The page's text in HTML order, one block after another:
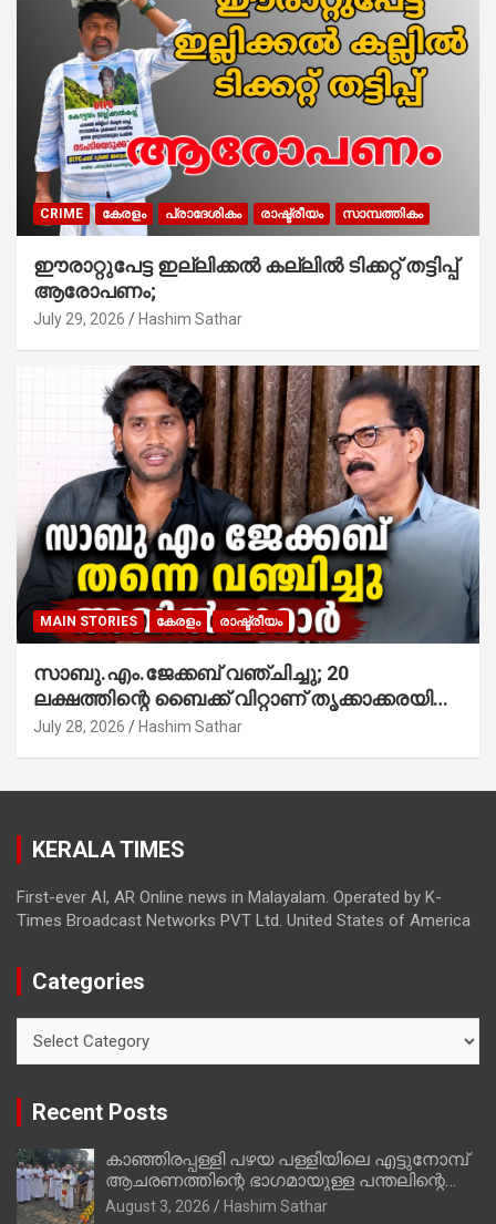
CRIME കേരളം പ്രാദേശികം രാഷ്ട്രീയം സാമ്പത്തികം
ഈരാറ്റുപേട്ട ഇല്ലിക്കൽ കല്ലിൽ ടിക്കറ്റ് തട്ടിപ്പ്
ആരോപണം;
July 29, 2026 Hashim Sathar
MAIN STORIES കേരളം രാഷ്ട്രീയം
സാബു.എം.ജേക്കബ് വഞ്ചിച്ചു; 20
ലക്ഷത്തിന്റെ ബൈക്ക് വിറ്റാണ് തൃക്കാക്കരയില്‍
മത്സരിച്ചത്! പ്രചാരണത്തിന് രണ്ടേ രണ്ടുപേര്‍
അഖില്‍ മാരാര്‍ ട്വന്റി 20 വിട്ടു
July 28, 2026 Hashim Sathar
KERALA TIMES
First-ever AI, AR Online news in Malayalam. Operated by K-
Times Broadcast Networks PVT Ltd. United States of America
Categories
Recent Posts
കാഞ്ഞിരപ്പള്ളി പഴയ പള്ളിയിലെ എട്ടുനോമ്പ്
ആചരണത്തിന്റെ ഭാഗമായുള്ള പന്തലിന്റെ
കാൽനാട്ട് കർമ്മം ആർച്ച് പ്രീസ്റ്റ് വെരി.
August 3, 2026 Hashim Sathar